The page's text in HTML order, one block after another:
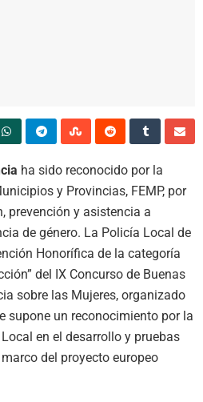
ha sido reconocido por la
y Provincias, FEMP, por
prevención y asistencia a
de género. La Policía Local de
Honorífica de la categoría
del IX Concurso de Buenas
sobre las Mujeres, organizado
supone un reconocimiento por la
en el desarrollo y pruebas
marco del proyecto europeo